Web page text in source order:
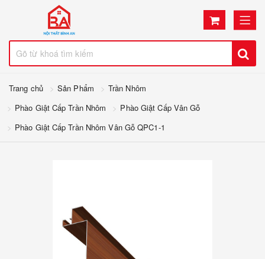
Trang chủ Sản Phẩm
Trần Nhôm
Phào Giật Cấp Trần Nhôm
Phào Giật Cấp Vân Gỗ
Phào Giật Cấp Trần Nhôm Vân Gỗ QPC1-1